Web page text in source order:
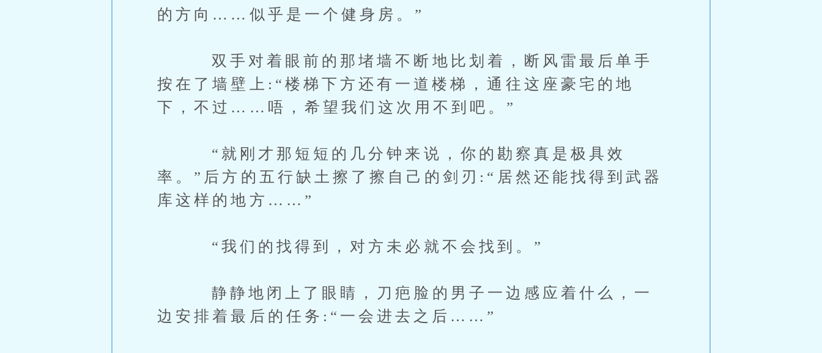
的方向……似乎是一个健身房。”
双手对着眼前的那堵墙不断地比划着，断风雷最后单手
按在了墙壁上:“楼梯下方还有一道楼梯，通往这座豪宅的地
下，不过……唔，希望我们这次用不到吧。”
“就刚才那短短的几分钟来说，你的勘察真是极具效
率。”后方的五行缺土擦了擦自己的剑刃:“居然还能找得到武器
库这样的地方……”
“我们的找得到，对方未必就不会找到。”
静静地闭上了眼睛，刀疤脸的男子一边感应着什么，一
边安排着最后的任务:“一会进去之后……”